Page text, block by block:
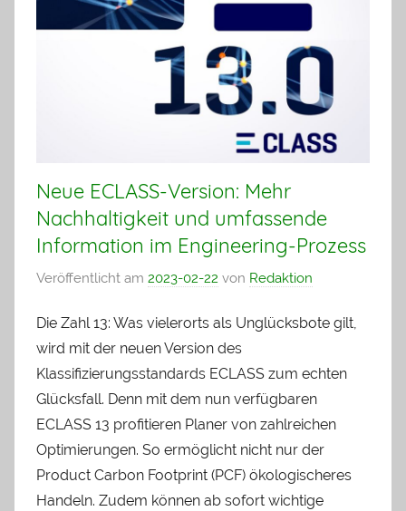
Neue ECLASS-Version: Mehr
Nachhaltigkeit und umfassende
Information im Engineering-Prozess
Veröffentlicht am 2023-02-22 von Redaktion
Die Zahl 13: Was vielerorts als Unglücksbote gilt,
wird mit der neuen Version des
Klassifizierungsstandards ECLASS zum echten
Glücksfall. Denn mit dem nun verfügbaren
ECLASS 13 profitieren Planer von zahlreichen
Optimierungen. So ermöglicht nicht nur der
Product Carbon Footprint (PCF) ökologischeres
Handeln. Zudem können ab sofort wichtige